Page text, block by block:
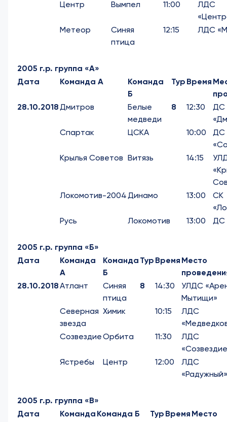
Центр Вымпел 11:00
ЛДС
Метеор
Синяя
птица
12:15 ЛДС
2005 г.р. группа «А»
Дата
Команда А
Команда
Б
Тур Время
28.10.2018Дмитров
Белые
медведи
8 12:30
ДС
Спартак
ЦСКА 10:00
ДС
Крылья Советов Витязь 14:15
Локомотив-2004Динамо 13:00
СК
Русь
Локомотив 13:00 ДС
2005 г.р. группа «Б»
Дата
Команда
А
Команда
Б
Тур Время Место
28.10.2018Атлант
Синяя
птица
8 14:30
УЛДС
Мытищи»
Северная
звезда
Химик 10:15
ЛДС
СозвездиеОрбита 11:30
ЛДС
Ястребы
Центр 12:00
ЛДС
«Радужный»
2005 г.р. группа «В»
Дата
Команда Команда Б Тур Время Место